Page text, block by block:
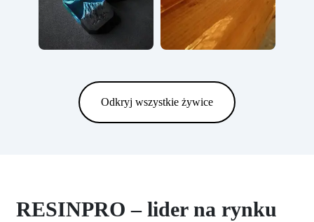
Odkryj wszystkie żywice
RESINPRO – lider na rynku